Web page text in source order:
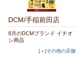
DCM/手稲前田店
8月のDCMブランド イチオ
シ商品
[＋]その他の店舗